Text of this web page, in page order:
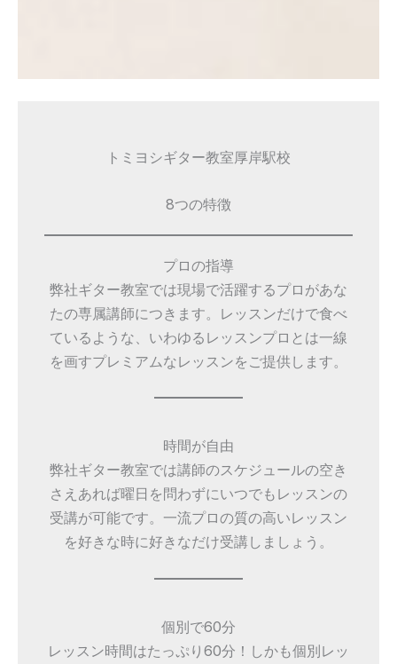
トミヨシギター教室厚岸駅校
8つの特徴
プロの指導
弊社ギター教室では現場で活躍するプロがあな
たの専属講師につきます。レッスンだけで食べ
ているような、いわゆるレッスンプロとは一線
を画すプレミアムなレッスンをご提供します。
時間が自由
弊社ギター教室では講師のスケジュールの空き
さえあれば曜日を問わずにいつでもレッスンの
受講が可能です。一流プロの質の高いレッスン
を好きな時に好きなだけ受講しましょう。
個別で60分
レッスン時間はたっぷり60分！しかも個別レッ